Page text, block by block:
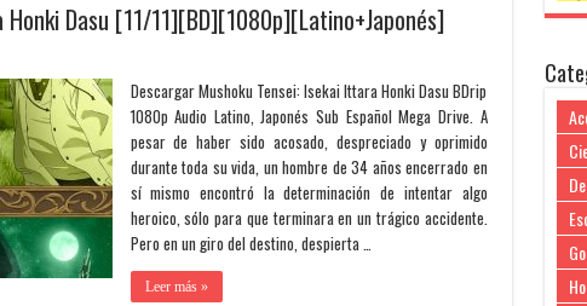
Dasu [11/11][BD][1080p][Latino+Japonés]
Descargar Mushoku Tensei: Isekai Ittara Honki Dasu BDrip
1080p Audio Latino, Japonés Sub Español Mega Drive. A
pesar de haber sido acosado, despreciado y oprimido
durante toda su vida, un hombre de 34 años encerrado en
sí mismo encontró la determinación de intentar algo
heroico, sólo para que terminara en un trágico accidente.
Pero en un giro del destino, despierta …
Leer más »